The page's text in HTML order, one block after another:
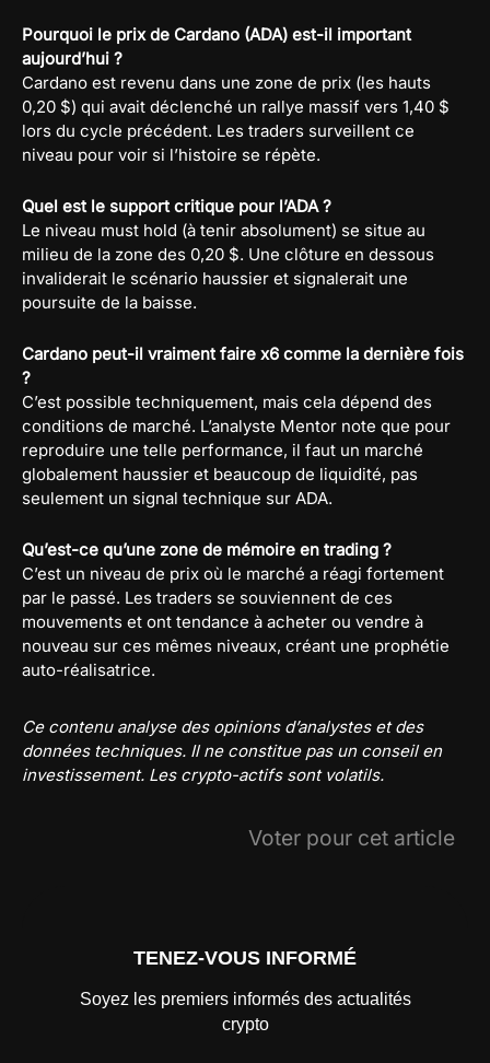
Pourquoi le prix de Cardano (ADA) est-il important
aujourd’hui ?
Cardano est revenu dans une zone de prix (les hauts
0,20 $) qui avait déclenché un rallye massif vers 1,40 $
lors du cycle précédent. Les traders surveillent ce
niveau pour voir si l’histoire se répète.
Quel est le support critique pour l’ADA ?
Le niveau must hold (à tenir absolument) se situe au
milieu de la zone des 0,20 $. Une clôture en dessous
invaliderait le scénario haussier et signalerait une
poursuite de la baisse.
Cardano peut-il vraiment faire x6 comme la dernière fois
?
C’est possible techniquement, mais cela dépend des
conditions de marché. L’analyste Mentor note que pour
reproduire une telle performance, il faut un marché
globalement haussier et beaucoup de liquidité, pas
seulement un signal technique sur ADA.
Qu’est-ce qu’une zone de mémoire en trading ?
C’est un niveau de prix où le marché a réagi fortement
par le passé. Les traders se souviennent de ces
mouvements et ont tendance à acheter ou vendre à
nouveau sur ces mêmes niveaux, créant une prophétie
auto-réalisatrice.
Ce contenu analyse des opinions d’analystes et des
données techniques. Il ne constitue pas un conseil en
investissement. Les crypto-actifs sont volatils.
Voter pour cet article
TENEZ-VOUS INFORMÉ
Soyez les premiers informés des actualités
crypto